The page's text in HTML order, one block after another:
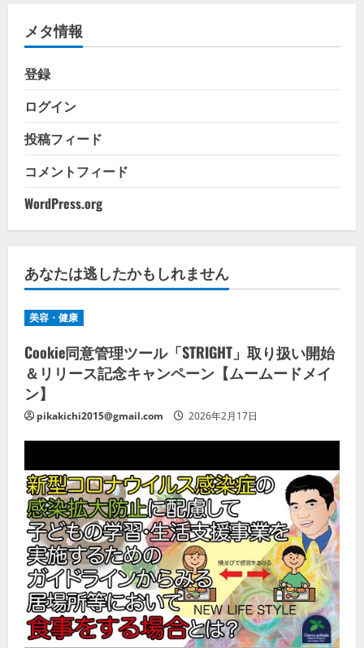
ー
メタ情報
登録
ログイン
投稿フィード
コメントフィード
WordPress.org
あなたは逃したかもしれません
美容・健康
Cookie同意管理ツール「STRIGHT」取り扱い開始
＆リリース記念キャンペーン【ムームードメイ
ン】
pikakichi2015@gmail.com 2026年2月17日